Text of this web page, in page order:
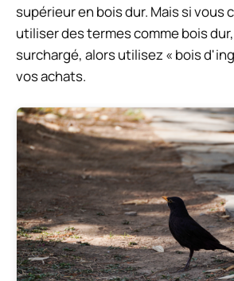
supérieur en bois dur. Mais si vous
utiliser des termes comme bois
surchargé, alors utilisez « bois
vos achats.